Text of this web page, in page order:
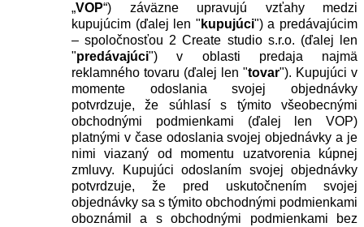
„VOP“) záväzne upravujú vzťahy medzi
kupujúcim (ďalej len " kupujúci") a predávajúcim
– spoločnosťou 2 Create studio s.r.o. (ďalej len
"predávajúci") v oblasti predaja najmä
reklamného tovaru (ďalej len "tovar"). Kupujúci v
momente odoslania svojej objednávky
potvrdzuje, že súhlasí s týmito všeobecnými
obchodnými podmienkami (ďalej len VOP)
platnými v čase odoslania svojej objednávky a je
nimi viazaný od momentu uzatvorenia kúpnej
zmluvy. Kupujúci odoslaním svojej objednávky
potvrdzuje, že pred uskutočnením svojej
objednávky sa s týmito obchodnými podmienkami
oboznámil a s obchodnými podmienkami bez